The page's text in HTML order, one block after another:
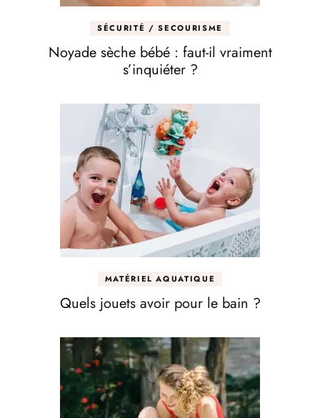
SÉCURITÉ / SECOURISME
Noyade sèche bébé : faut-il vraiment
s’inquiéter ?
MATÉRIEL AQUATIQUE
Quels jouets avoir pour le bain ?